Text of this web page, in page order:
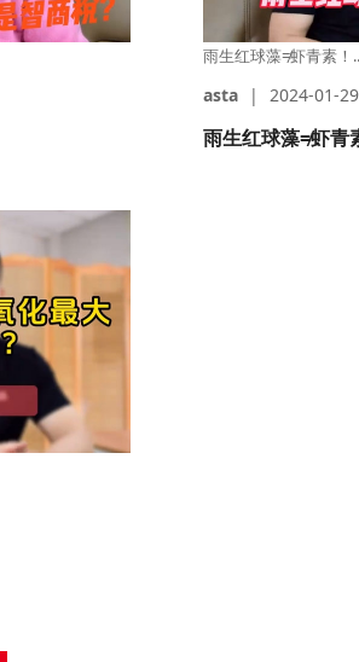
雨生红球藻≠虾青素！
asta | 2024-01-29
雨生红球藻≠虾青